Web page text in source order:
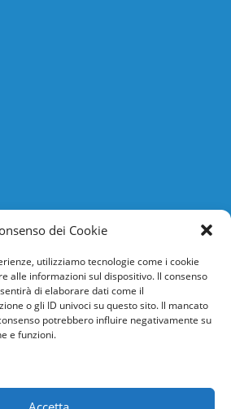
dei Cookie
utilizziamo tecnologie come i cookie
alle informazioni sul dispositivo. Il consenso
di elaborare dati come il
o gli ID univoci su questo sito. Il mancato
potrebbero influire negativamente su
e funzioni.